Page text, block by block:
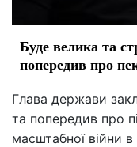
Буде велика та
попередив про
Глава держави
та попередив про
масштабної війни в